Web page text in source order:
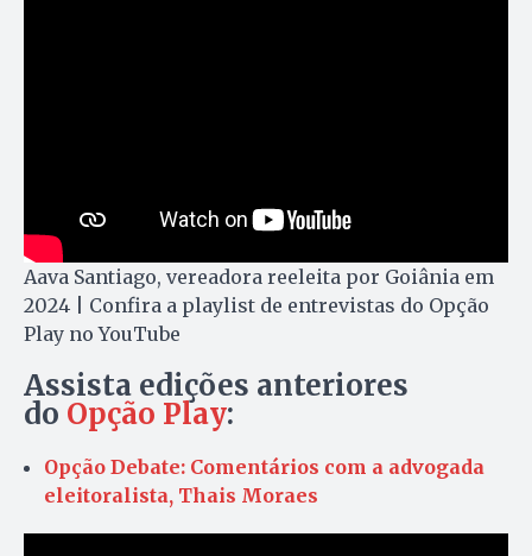
Aava Santiago, vereadora reeleita por Goiânia em
2024 | Confira a playlist de entrevistas do Opção
Play no YouTube
Assista edições anteriores
do Opção Play:
Opção Debate: Comentários com a advogada
eleitoralista, Thais Moraes